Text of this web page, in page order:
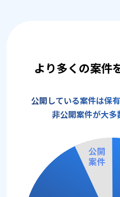
より多くの案件
公開している案件は保
非公開案件が大多